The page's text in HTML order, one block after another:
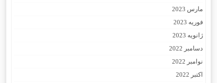
مارس 2023
فوریه 2023
ژانویه 2023
دسامبر 2022
نوامبر 2022
اکتبر 2022